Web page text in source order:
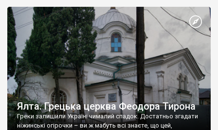
Ялта. Грецька церква Феодора Тирона
Греки залишили Україні чималий спадок. Достатньо згадати
ніжинські огірочки – ви ж мабуть всі знаєте, що цей,